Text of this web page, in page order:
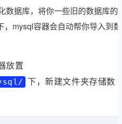
数据库，将你一些旧的数据库的
mysql容器会自动帮你导入到数
放置
下，新建文件夹存储数